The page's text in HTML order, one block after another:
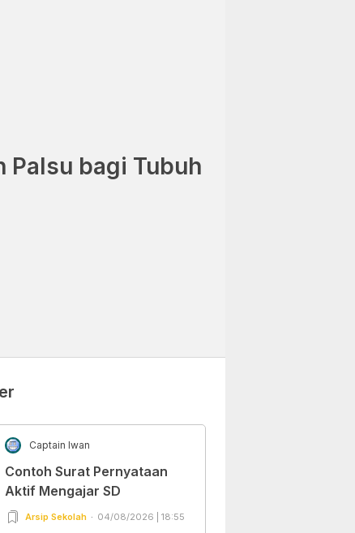
Palsu bagi Tubuh
Captain Iwan
Contoh Surat Pernyataan
Aktif Mengajar SD
Arsip Sekolah 04/08/2026 | 18:55